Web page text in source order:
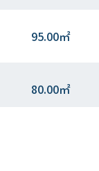
95.00㎡
80.00㎡